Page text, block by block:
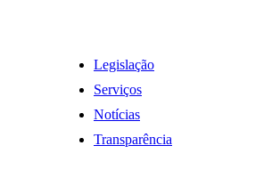
Legislação
Serviços
Notícias
Transparência